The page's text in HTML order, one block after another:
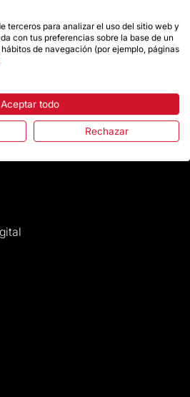
de compra
terceros para analizar el uso del sitio web y
con tus preferencias sobre la base de un
de navegación (por ejemplo, páginas
Aceptar todo
Rechazar